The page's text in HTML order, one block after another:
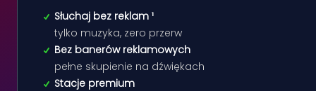
Słuchaj bez reklam ¹
tylko muzyka, zero przerw
Bez banerów reklamowych
pełne skupienie na dźwiękach
Stacje premium